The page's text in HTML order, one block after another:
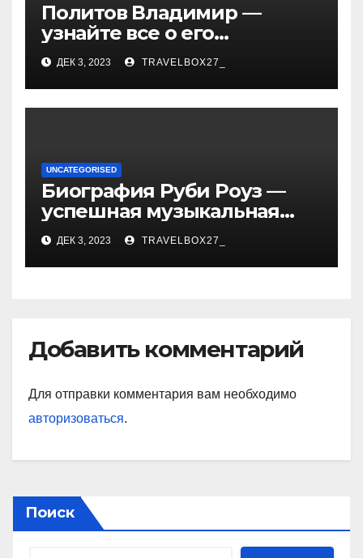
Политов Владимир —
узнайте все о его
биографии, возрасте и
впечатляющих
достижениях!
ДЕК 3, 2023 TRAVELBOX27_
UNCATEGORISED
Биография Руби Роуз —
успешная музыкальная
карьера, личная жизнь и
знаковые достижения
ДЕК 3, 2023 TRAVELBOX27_
Добавить комментарий
Для отправки комментария вам необходимо
авторизоваться.
Поиск